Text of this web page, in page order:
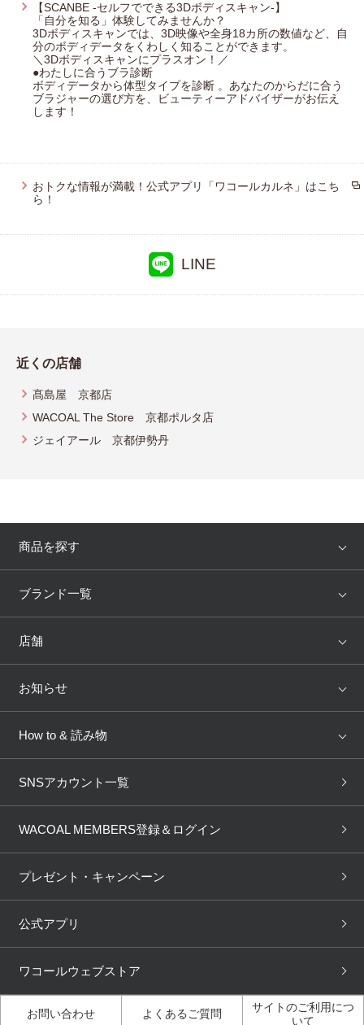
YOJOY
アツコマタノ
【SCANBE -セルフでできる3Dボディスキャン-】
「自分を知る」体験してみませんか？
3Dボディスキャンでは、3D映像や全身18カ所の数値など、自
分のボディデータをくわしく知ることができます。
＼3Dボディスキャンにプラスオン！／
●わたしに合うブラ診断
ボディデータから体型タイプを診断 。あなたのからだに合う
ブラジャーの選び方を、ビューティーアドバイザーがお伝え
します！
おトクな情報が満載！公式アプリ「ワコールカルネ」はこち
ら！
LINE
近くの店舗
髙島屋 京都店
WACOAL The Store 京都ポルタ店
ジェイアール 京都伊勢丹
商品を探す
アイテム
トピックス
ブランド一覧
WACOAL
AMPHI une nana cool
OUR WACOAL
WACOAL Remamma Mens Innerwear
Licensed Brands
店舗
店舗を探す
ブラ無料診断
3Dボディスキャン
お知らせ
新着情報
商品回収
ニュース＆トピックス
How to & 読み物
下着の基礎知識
ブラパン ワコールスタイル
大人の工場見学inベトナム
人間科学研究開発センター見
学
ガイド（マンガ）
SNSアカウント一覧
WACOAL MEMBERS登録＆ログイン
プレゼント・キャンペーン
公式アプリ
ワコールウェブストア
お問い合わせ よくあるご質問
サイトのご利用につ
いて